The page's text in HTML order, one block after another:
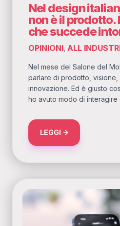
Nel design
non è il prodotto.
che succede
OPINIONI ALL
Nel mese del Salone del
parlare di prodotto, visione,
innovazione. Ed è giusto
ho avuto modo di
LEGGIABOUT NEL